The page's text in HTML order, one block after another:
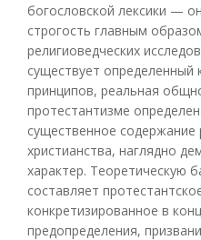
богословской лексики —
строгость главным
религиоведческих
существует определенный
принципов, реальная
протестантизме
существенное
христианства, наглядно
характер. Теоретическую
составляет
конкретизированное в
предопределения,